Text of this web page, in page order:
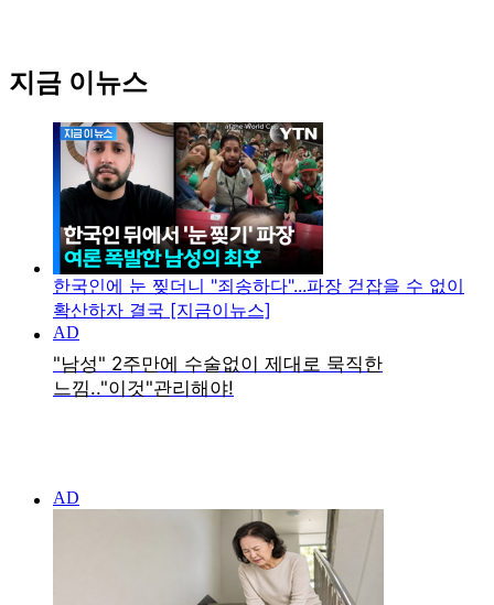
지금 이뉴스
한국인에 눈 찢더니 "죄송하다"...파장 걷잡을 수 없이
확산하자 결국 [지금이뉴스]